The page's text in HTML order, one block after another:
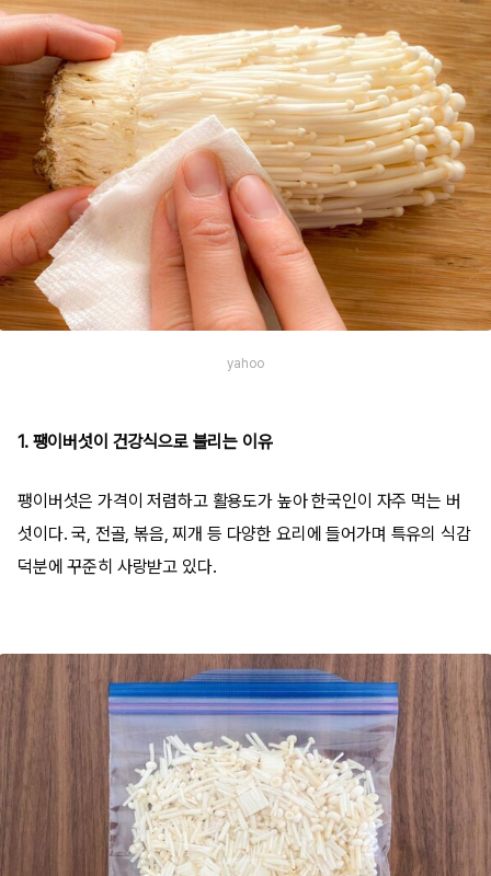
yahoo
1. 팽이버섯이 건강식으로 불리는 이유
팽이버섯은 가격이 저렴하고 활용도가 높아 한국인이 자주 먹는 버
섯이다. 국, 전골, 볶음, 찌개 등 다양한 요리에 들어가며 특유의 식감
덕분에 꾸준히 사랑받고 있다.